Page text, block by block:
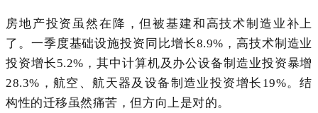
房地产投资虽然在降，但被基建和高技术制造业补上
了。一季度基础设施投资同比增长8.9%，高技术制造业
投资增长5.2%，其中计算机及办公设备制造业投资暴增
28.3%，航空、航天器及设备制造业投资增长19%。结
构性的迁移虽然痛苦，但方向上是对的。